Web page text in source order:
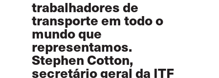
trabalhadores de
transporte em todo o
mundo que
representamos.
Stephen Cotton,
secretário geral da ITF